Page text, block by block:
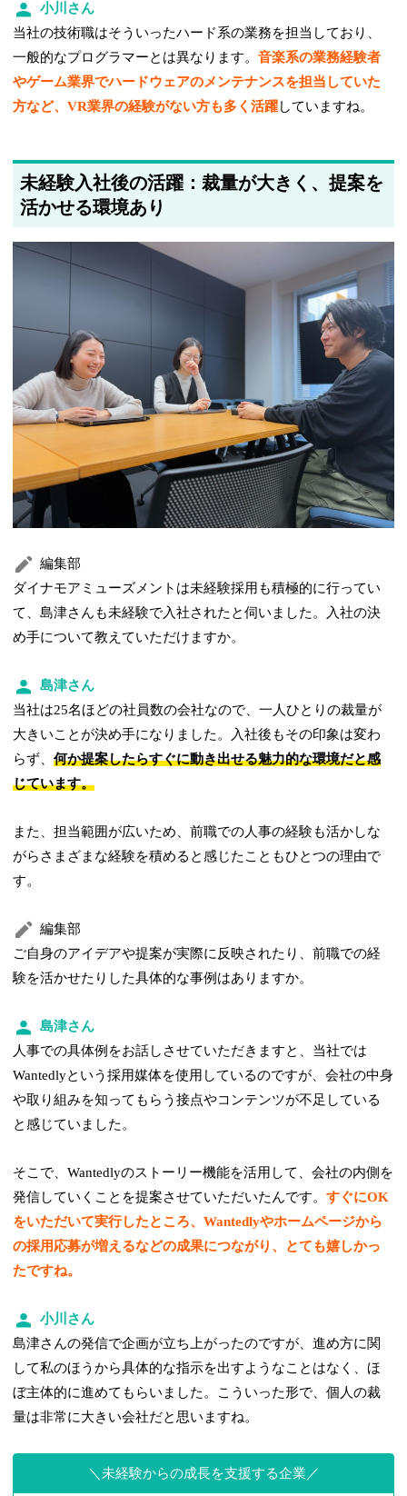
小川さん
当社の技術職はそういったハード系の業務を担当しており、
一般的なプログラマーとは異なります。音楽系の業務経験者
やゲーム業界でハードウェアのメンテナンスを担当していた
方など、VR業界の経験がない方も多く活躍していますね。
未経験入社後の活躍：裁量が大きく、提案を
活かせる環境あり
編集部
ダイナモアミューズメントは未経験採用も積極的に行ってい
て、島津さんも未経験で入社されたと伺いました。入社の決
め手について教えていただけますか。
島津さん
当社は25名ほどの社員数の会社なので、一人ひとりの裁量が
大きいことが決め手になりました。入社後もその印象は変わ
らず、何か提案したらすぐに動き出せる魅力的な環境だと感
じています。
また、担当範囲が広いため、前職での人事の経験も活かしな
がらさまざまな経験を積めると感じたこともひとつの理由で
す。
編集部
ご自身のアイデアや提案が実際に反映されたり、前職での経
験を活かせたりした具体的な事例はありますか。
島津さん
人事での具体例をお話しさせていただきますと、当社では
Wantedlyという採用媒体を使用しているのですが、会社の中身
や取り組みを知ってもらう接点やコンテンツが不足している
と感じていました。
そこで、Wantedlyのストーリー機能を活用して、会社の内側を
発信していくことを提案させていただいたんです。すぐにOK
をいただいて実行したところ、Wantedlyやホームページから
の採用応募が増えるなどの成果につながり、とても嬉しかっ
たですね。
小川さん
島津さんの発信で企画が立ち上がったのですが、進め方に関
して私のほうから具体的な指示を出すようなことはなく、ほ
ぼ主体的に進めてもらいました。こういった形で、個人の裁
量は非常に大きい会社だと思いますね。
未経験からの成長を支援する企業